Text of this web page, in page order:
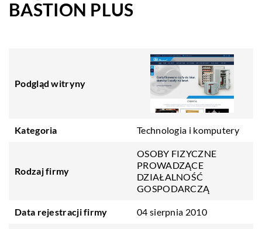
BASTION PLUS
Podgląd witryny
Kategoria Technologia i komputery
Rodzaj firmy
OSOBY FIZYCZNE
PROWADZĄCE
DZIAŁALNOŚĆ
GOSPODARCZĄ
Data rejestracji firmy 04 sierpnia 2010